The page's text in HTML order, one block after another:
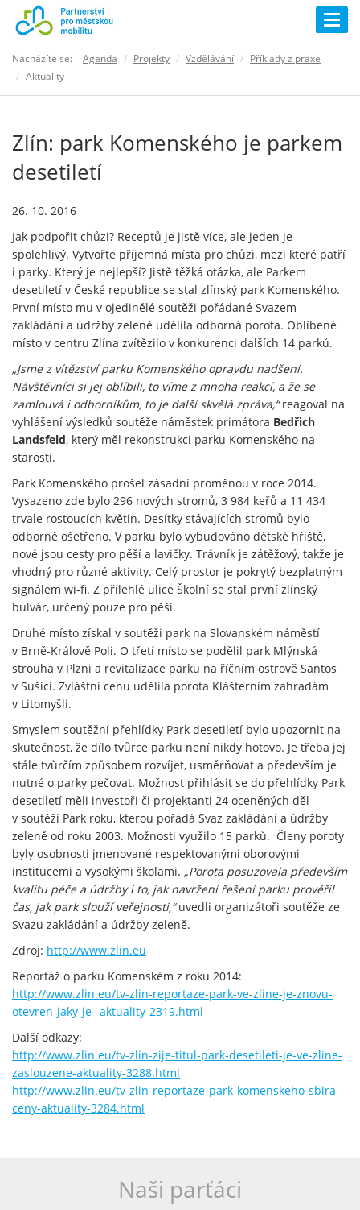
Nacházíte se: Agenda Projekty Vzdělávání
Příklady z praxe
Aktuality
Zlín: park Komenského je parkem
desetiletí
26. 10. 2016
Jak podpořit chůzi? Receptů je jistě více, ale jeden je
spolehlivý. Vytvořte příjemná místa pro chůzi, mezi které patří
i parky. Který je nejlepší? Jistě těžká otázka, ale Parkem
desetiletí v České republice se stal zlínský park Komenského.
První místo mu v ojedinělé soutěži pořádané Svazem
zakládání a údržby zeleně udělila odborná porota. Oblíbené
místo v centru Zlína zvítězilo v konkurenci dalších 14 parků.
„Jsme z vítězství parku Komenského opravdu nadšení.
Návštěvníci si jej oblíbili, to víme z mnoha reakcí, a že se
zamlouvá i odborníkům, to je další skvělá zpráva,“reagoval na
vyhlášení výsledků soutěže náměstek primátora Bedřich
Landsfeld, který měl rekonstrukci parku Komenského na
starosti.
Park Komenského prošel zásadní proměnou v roce 2014.
Vysazeno zde bylo 296 nových stromů, 3 984 keřů a 11 434
trvale rostoucích květin. Desítky stávajících stromů bylo
odborně ošetřeno. V parku bylo vybudováno dětské hřiště,
nové jsou cesty pro pěší a lavičky. Trávník je zátěžový, takže je
vhodný pro různé aktivity. Celý prostor je pokrytý bezplatným
signálem wi-fi. Z přilehlé ulice Školní se stal první zlínský
bulvár, určený pouze pro pěší.
Druhé místo získal v soutěži park na Slovanském náměstí
v Brně-Králově Poli. O třetí místo se podělil park Mlýnská
strouha v Plzni a revitalizace parku na říčním ostrově Santos
v Sušici. Zvláštní cenu udělila porota Klášterním zahradám
v Litomyšli.
Smyslem soutěžní přehlídky Park desetiletí bylo upozornit na
skutečnost, že dílo tvůrce parku není nikdy hotovo. Je třeba jej
stále tvůrčím způsobem rozvíjet, usměrňovat a především je
nutné o parky pečovat. Možnost přihlásit se do přehlídky Park
desetiletí měli investoři či projektanti 24 oceněných děl
v soutěži Park roku, kterou pořádá Svaz zakládání a údržby
zeleně od roku 2003. Možnosti využilo 15 parků. Členy poroty
byly osobnosti jmenované respektovanými oborovými
institucemi a vysokými školami. „Porota posuzovala především
kvalitu péče a údržby i to, jak navržení řešení parku prověřil
čas, jak park slouží veřejnosti,“uvedli organizátoři soutěže ze
Svazu zakládání a údržby zeleně.
Zdroj: http://www.zlin.eu
Reportáž o parku Komenském z roku 2014:
http://www.zlin.eu/tv-zlin-reportaze-park-ve-zline-je-znovu-
otevren-jaky-je--aktuality-2319.html
Další odkazy:
http://www.zlin.eu/tv-zlin-zije-titul-park-desetileti-je-ve-zline-
zaslouzene-aktuality-3288.html
http://www.zlin.eu/tv-zlin-reportaze-park-komenskeho-sbira-
ceny-aktuality-3284.html
Naši parťáci